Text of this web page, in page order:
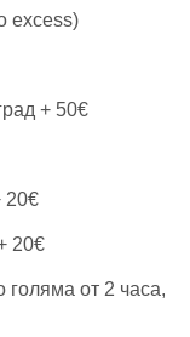
excess)
+ 50€
20€
20€
от 2 часа,